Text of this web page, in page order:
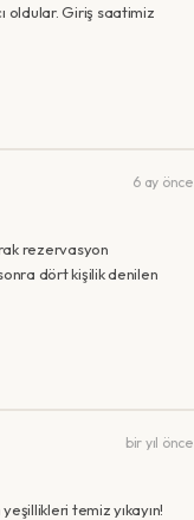
oldular. Giriş saatimiz
6 ay önce
rezervasyon
dört kişilik denilen
bir yıl önce
temiz yıkayın!